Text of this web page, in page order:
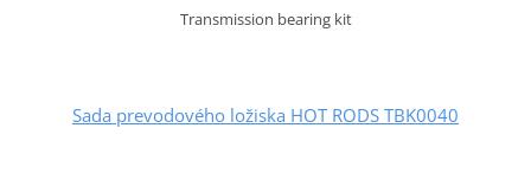
Transmission bearing kit
Sada prevodového ložiska HOT RODS TBK0040